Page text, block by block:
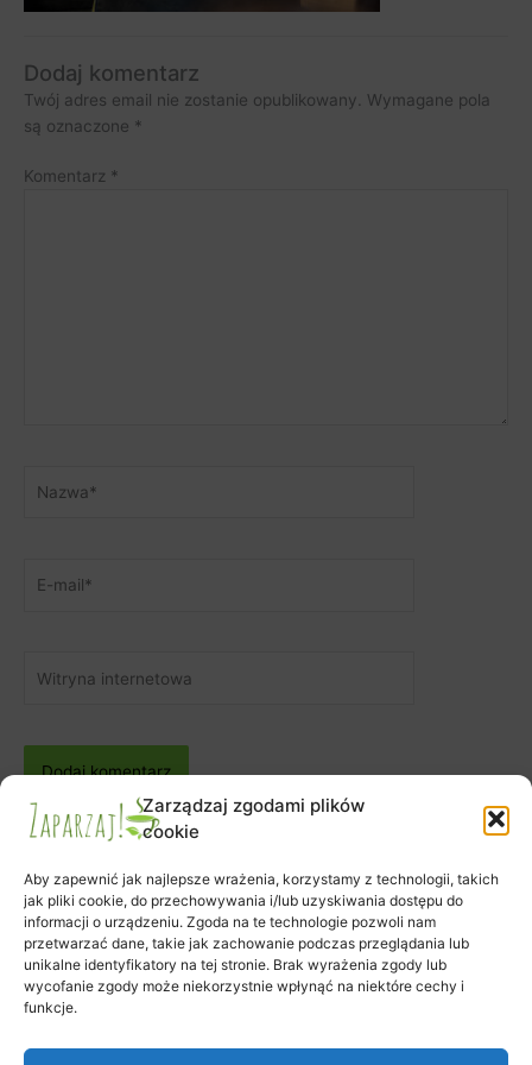
Zarządzaj zgodami plików
cookie
Aby zapewnić jak najlepsze wrażenia, korzystamy z technologii, takich
jak pliki cookie, do przechowywania i/lub uzyskiwania dostępu do
informacji o urządzeniu. Zgoda na te technologie pozwoli nam
przetwarzać dane, takie jak zachowanie podczas przeglądania lub
unikalne identyfikatory na tej stronie. Brak wyrażenia zgody lub
wycofanie zgody może niekorzystnie wpłynąć na niektóre cechy i
funkcje.
Dodaj komentarz
Twój adres email nie zostanie opublikowany.
Wymagane pola
są oznaczone *
Komentarz *
mail*
internetowa
Zapisy na warsztaty
Zamówienie
Koszyk